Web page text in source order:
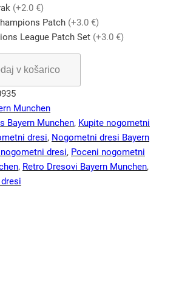
(+2.0 €)
Patch (+3.0 €)
League Patch Set (+3.0 €)
v košarico
Munchen
Bayern Munchen, Kupite nogometni
dresi, Nogometni dresi Bayern
dresi, Poceni nogometni
, Retro Dresovi Bayern Munchen